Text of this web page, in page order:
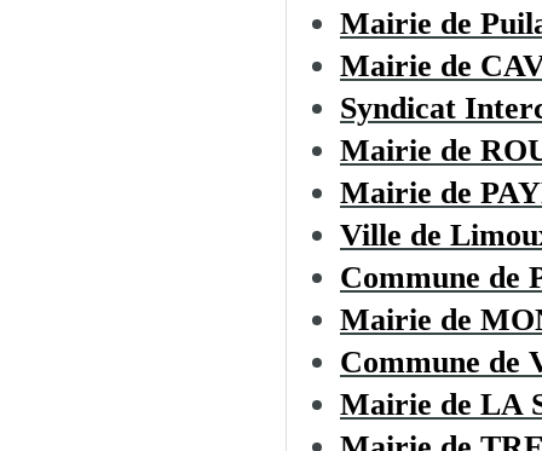
Mairie de
Mairie de
Syndicat
Mairie de
Mairie de
Ville de
Commune de
Mairie de
Commune
Mairie de LA